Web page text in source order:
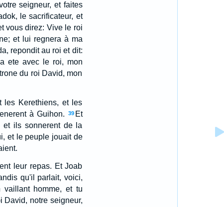
seigneur, et faites
le sacrificateur, et
vous direz: Vive le roi
et lui regnera à ma
repondit au roi et dit:
ete avec le roi, mon
du roi David, mon
les Kerethiens, et les
à Guihon.
39 Et
et ils sonnerent de la
et le peuple jouait de
leur repas. Et Joab
qu'il parlait, voici,
vaillant homme, et tu
David, notre seigneur,